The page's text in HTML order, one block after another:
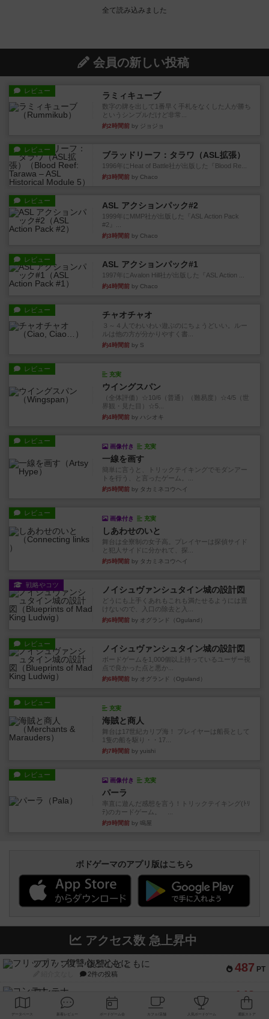
ラミィキューブ
約2時間前 by ジョジョ
レビュー
ブラッドリーフ：タラワ（ASL拡張）
1996年にHeat of Battle社が出版した『Blood Re...
レビュー ASL アクションパック#2
1999年にMMP社が出版した『ASL Action Pack
約3時間前 by Chaco
レビュー ASL アクションパック#1
1997年にAvalon Hill社が出版した『ASL Action ...
レビュー チャオチャオ
３～４人でわいわい遊ぶのにちょうどいい。ルー
約4時間前 by S
レビュー
界観・見た目）☆5...
約4時間前 by ハシオキ
レビュー
トを行う、と言ったゲーム。...
約5時間前by タカミネコウヘイ
レビュー
と犯人サイドに分かれて、探...
約5時間前 by タカミネコウヘイ
ノイシュヴァンシュタイン城の設計図
どうにも上手くあれもこれも満たせるようには置
約6時間前 by オグランド（Oguland）
レビュー ノイシュヴァンシュタイン城の設計図
ボードゲームを1,000個以上持っているユーザー視
約6時間前 by オグランド（Oguland）
レビュー
1隻の船を駆り・・17...
約7時間前by yuishi
レビュー
ﾃ)のカードゲーム。 ...
約9時間前
アクセス数 急上昇中
フリップ７：復讐心とともに
紹介文なし 2件の投稿
148
コンテナ
紹介文なし 1件の投稿
132
1件の投稿
126
コード・オブ・ブシドー：ASLモジュール8